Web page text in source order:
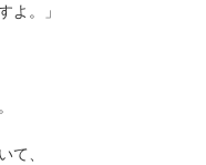
よ。」
て、